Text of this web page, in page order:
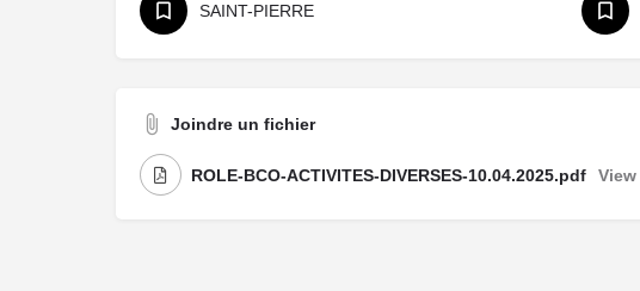
SAINT-PIERRE
Joindre un fichier
ROLE-BCO-ACTIVITES-DIVERSES-10.04.2025.pdf View